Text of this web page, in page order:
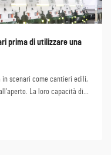
prima di utilizzare una
scenari come cantieri edili,
La loro capacità di
come un pi...